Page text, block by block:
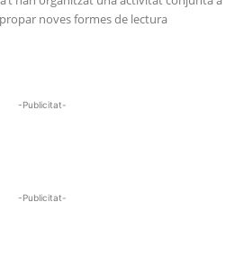
noves formes de lectura
-Publicitat-
-Publicitat-